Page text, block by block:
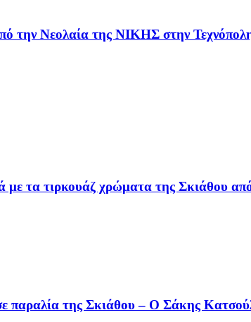
την Νεολαία της ΝΙΚΗΣ στην
με τα τιρκουάζ χρώματα της Σκιάθου
της Σκιάθου – Ο Σάκης